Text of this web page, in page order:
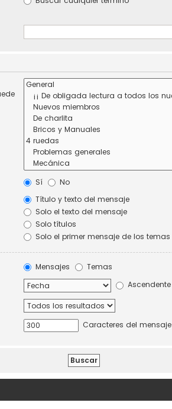
Sí
No
Título y texto del mensaje
Solo el texto del mensaje
Solo títulos
Solo el primer mensaje de los temas
Mensajes
Temas
Ascendente
Caracteres del mensaje